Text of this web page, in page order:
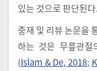
있는 것으로 판단된다.
중재 및 리뷰 논문을
하는 것은 무릎관절
(Islam & De, 2018;